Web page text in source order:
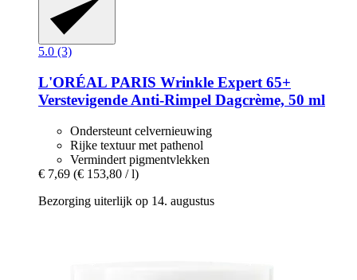
5.0 (3)
L'ORÉAL PARIS Wrinkle Expert 65+
Verstevigende Anti-​Rimpel Dagcrème, 50 ml
Ondersteunt celvernieuwing
Rijke textuur met pathenol
Vermindert pigmentvlekken
€ 7,69 (€ 153,80 / l)
Bezorging uiterlijk op 14. augustus